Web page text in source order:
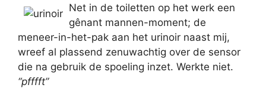
Net in de toiletten op het werk een
gênant mannen-moment; de
meneer-in-het-pak aan het urinoir naast mij,
wreef al plassend zenuwachtig over de sensor
die na gebruik de spoeling inzet. Werkte niet.
“pfffft”